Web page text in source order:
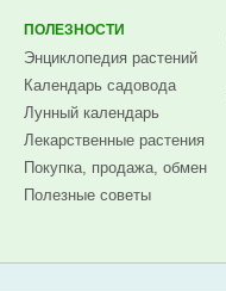
ПОЛЕЗНОСТИ
Энциклопедия растений
Календарь садовода
Лунный календарь
Лекарственные растения
Покупка, продажа, обмен
Полезные советы